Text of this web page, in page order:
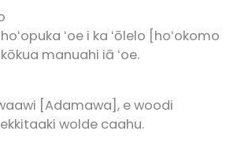
hoʻopuka ʻoe i ka ʻōlelo [hoʻokomo
manuahi iā ʻoe.
[Adamawa], e woodi
wolde caahu.